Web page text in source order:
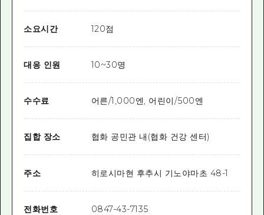
소요시간 120점
대응 인원 10~30명
수수료 어른/1,000엔, 어린이/500엔
집합 장소 협화 공민관 내(협화 건강 센터)
주소 히로시마현 후추시 기노야마초 48-1
전화번호 0847-43-7135